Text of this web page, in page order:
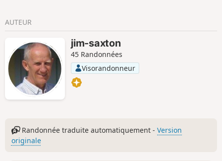
AUTEUR
jim-saxton
45 Randonnées
Visorandonneur
Randonnée traduite automatiquement -Version
originale